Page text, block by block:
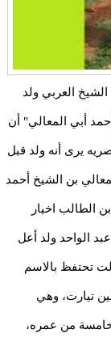
العربي ولد
أبي المعالي" أن
أن بعض معاصريه يرى أنه ولد قبل
بن الشيخ أحمد
الطالب اخيار
الواحد ولد أعل
تحتفظ بالاسم
تيارت، وهي
من عمره،